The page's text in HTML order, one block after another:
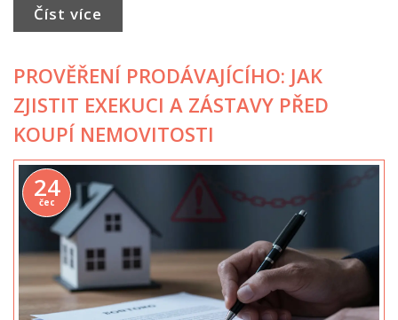
Číst více
PROVĚŘENÍ PRODÁVAJÍCÍHO: JAK
ZJISTIT EXEKUCI A ZÁSTAVY PŘED
KOUPÍ NEMOVITOSTI
24
čec